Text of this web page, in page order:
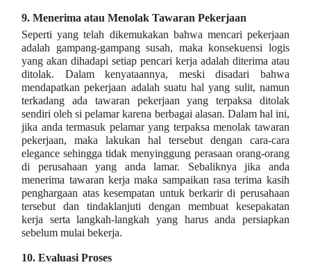
9. Menerima atau Menolak Tawaran Pekerjaan
Seperti yang telah dikemukakan bahwa mencari pekerjaan
adalah gampang-gampang susah, maka konsekuensi logis
yang akan dihadapi setiap pencari kerja adalah diterima atau
ditolak. Dalam kenyataannya, meski disadari bahwa
mendapatkan pekerjaan adalah suatu hal yang sulit, namun
terkadang ada tawaran pekerjaan yang terpaksa ditolak
sendiri oleh si pelamar karena berbagai alasan. Dalam hal ini,
jika anda termasuk pelamar yang terpaksa menolak tawaran
pekerjaan, maka lakukan hal tersebut dengan cara-cara
elegance sehingga tidak menyinggung perasaan orang-orang
di perusahaan yang anda lamar. Sebaliknya jika anda
menerima tawaran kerja maka sampaikan rasa terima kasih
penghargaan atas kesempatan untuk berkarir di perusahaan
tersebut dan tindaklanjuti dengan membuat kesepakatan
kerja serta langkah-langkah yang harus anda persiapkan
sebelum mulai bekerja.
10. Evaluasi Proses